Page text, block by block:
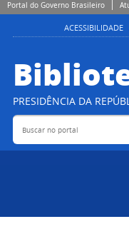
Portal do Governo Brasileiro
ACESSIBILIDADE
PRESIDÊNCIA DA
Buscar no portal